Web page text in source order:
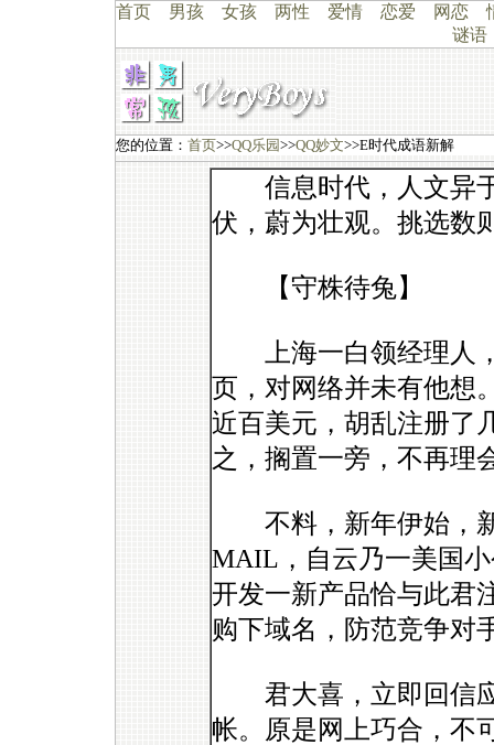
首页 男孩 女孩 两性 爱情 恋爱 网恋
谜语
您的位置： 首页>>QQ乐园>>QQ妙文>>E时代成语新解
信息时代，人文异于
伏，蔚为壮观。挑选数
【守株待兔】
上海一白领经理人，
页，对网络并未有他想
近百美元，胡乱注册了
之，搁置一旁，不再理
不料，新年伊始，新
MAIL，自云乃一美国
开发一新产品恰与此君
购下域名，防范竞争对
君大喜，立即回信应
帐。原是网上巧合，不